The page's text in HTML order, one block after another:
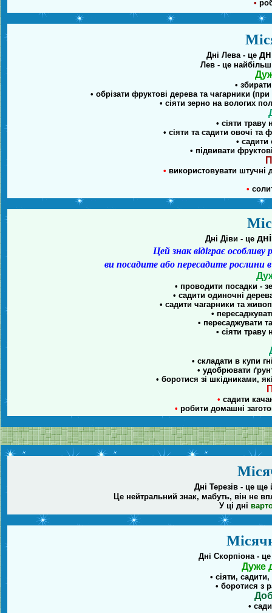
•
Дні Лева - це
Лев - це
•
• обрізати фруктові дерева та чагарники
• сіяти зерно на вологих
• сіяти
• сіяти та садити овочі
•
• підвивати
• використовувати штучні
•
Дні Діви - це
Цей знак відіграє особливу
ви посадите або пересадите рослини в
• проводити посадки -
• садити одиночні
• садити чагарники та
•
• пересаджувати
• сіяти
• складати в купи
• удобрювати
• боротися зі шкідниками,
• садити
• робити домашні
Дні Терезів - це ще
Це нейтральний знак, мабуть, він не
У ці дні
Дні Скорпіона -
Дуже
• сіяти,
• боротися з
•